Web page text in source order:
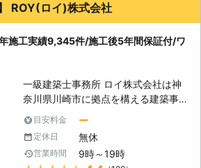
を同時に使用します。 ハチクサンは
しい薬剤として「公益財団法人文化財
臭いもなく持続効果も高いためシロア
リを確実に駆除することができます。
そのため、ハチクサンは一級家屋や文
化財などのシロアリ駆除にも使用され
ています。 ③シロアリ駆除を株式会
社ALTで施工いただいた場合は、5年
害で傷んでしまった「木部交換」「床
の張替え」「内装リフォーム」とった
修繕も得意としています。早ければ駆
家づくりをお手伝いします！
ROY(ロイ)株式会社
施工実績9,345件/施工後5年間保証付/ワ
一級建築士事務所 ロイ株式会社は神
奈川県川崎市に拠点を構える建築事務
所です。 リフォームを手掛ける傍
ら、害獣や害虫などの駆除作業にも対
応しております。 中でもシロアリ駆
除は、 ①5年間の保証付き ②作業中
目安料金 ー
定休日 無休
営業時間 9時～19時